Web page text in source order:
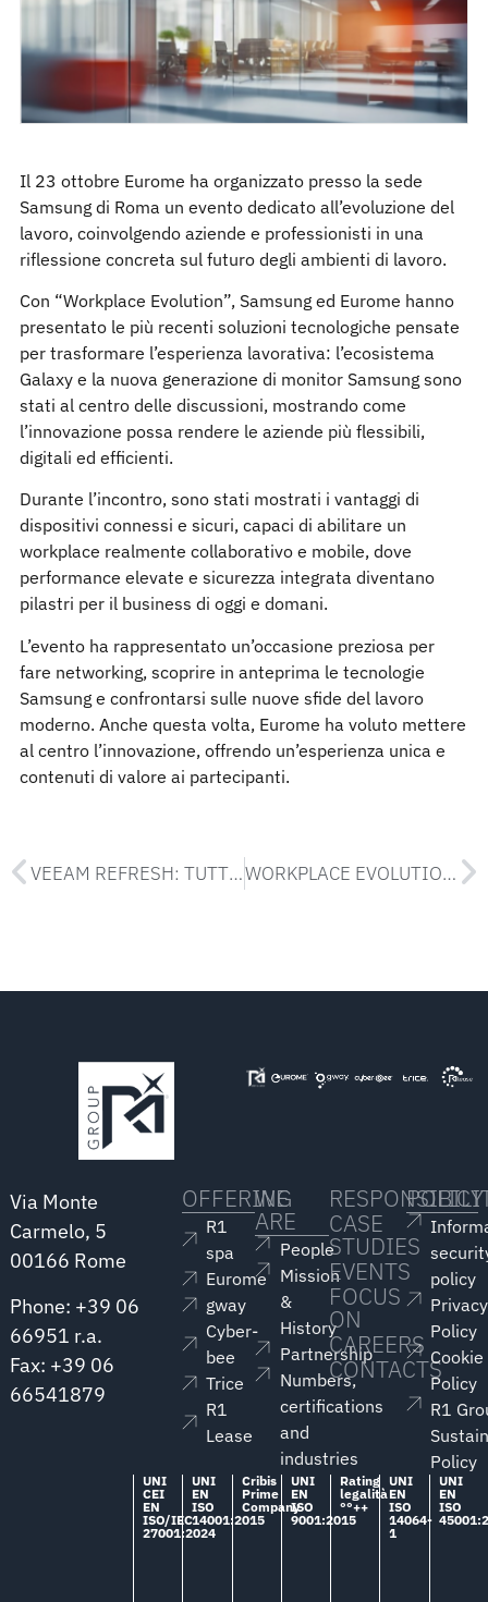
Il 23 ottobre Eurome ha organizzato presso la sede
Samsung di Roma un evento dedicato all’evoluzione del
lavoro, coinvolgendo aziende e professionisti in una
riflessione concreta sul futuro degli ambienti di lavoro.
Con “Workplace Evolution”, Samsung ed Eurome hanno
presentato le più recenti soluzioni tecnologiche pensate
per trasformare l’esperienza lavorativa: l’ecosistema
Galaxy e la nuova generazione di monitor Samsung sono
stati al centro delle discussioni, mostrando come
l’innovazione possa rendere le aziende più flessibili,
digitali ed efficienti.
Durante l’incontro, sono stati mostrati i vantaggi di
dispositivi connessi e sicuri, capaci di abilitare un
workplace realmente collaborativo e mobile, dove
performance elevate e sicurezza integrata diventano
pilastri per il business di oggi e domani.
L’evento ha rappresentato un’occasione preziosa per
fare networking, scoprire in anteprima le tecnologie
Samsung e confrontarsi sulle nuove sfide del lavoro
moderno. Anche questa volta, Eurome ha voluto mettere
al centro l’innovazione, offrendo un’esperienza unica e
contenuti di valore ai partecipanti.
VEEAM REFRESH: TUTTE LE NOVITÀ DI PRODOTTO 2025 E INTRODUZIONE A VEEAM DATA CLOUD WORKPLACE EVOLUTION: UN NUOVO MODO DI LAVORARE CON SAMSUNG ED EUROME
Via Monte
Carmelo, 5
00166 Rome
Phone: +39 06
66951 r.a.
Fax: +39 06
66541879
OFFERING
R1
spa
Eurome
gway
Cyber-
bee
Trice
R1
Lease
WE
ARE
People
Mission
&
History
Partnership
Numbers,
certifications
and
industries
CASE
STUDIES
EVENTS
FOCUS
ON
CAREERS
CONTACTS
POLICY
policy
Privacy
Policy
Cookie
Policy
R1
Policy
UNI
CEI
EN
ISO/IEC
27001:2024
UNI
EN
ISO
14001:2015
Cribis
Prime
Company
UNI
EN
ISO
9001:2015
Rating
legalità
°°++
UNI
EN
ISO
14064-
1
UNI
EN
ISO